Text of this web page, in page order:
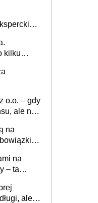
-
kilku
o.o. – gdy
ale nie
na
w
na
– ta
ale